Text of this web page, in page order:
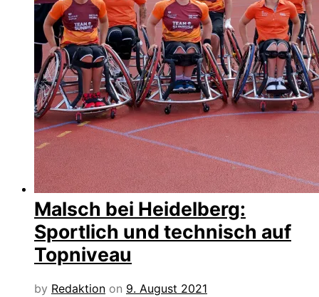
Malsch bei Heidelberg:
Sportlich und technisch auf
Topniveau
by Redaktion on 9. August 2021